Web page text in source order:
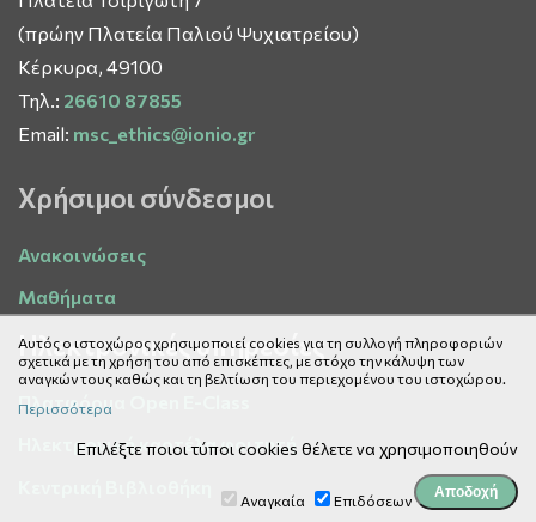
(πρώην Πλατεία Παλιού Ψυχιατρείου)
Κέρκυρα, 49100
Τηλ.: 26610 87855
Email: msc_ethics@ionio.gr
Χρήσιμοι σύνδεσμοι
Ανακοινώσεις
Μαθήματα
Ηλεκτρονικές υπηρεσίες
Πλατφόρμα Open E-Class
Ηλεκτρονική καρτέλα φοιτητή
Αυτός ο ιστοχώρος χρησιμοποιεί cookies για τη συλλογή πληροφοριών
σχετικά με τη χρήση του από επισκέπτες, με στόχο την κάλυψη των
αναγκών τους καθώς και τη βελτίωση του περιεχομένου του ιστοχώρου.
Περισσότερα
Επιλέξτε ποιοι τύποι cookies θέλετε να χρησιμοποιηθούν
Αναγκαία Επιδόσεων